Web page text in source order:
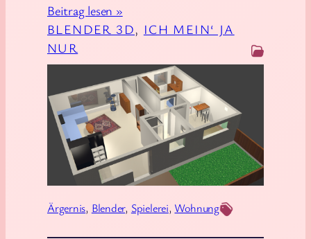
u
h
l
t
e
BLENDER 3D, ICH MEIN‘ JA
NUR
Ärgernis, Blender, Spielerei, Wohnung
Beitrag lesen »:
W
h
n
u
s
u
h
e